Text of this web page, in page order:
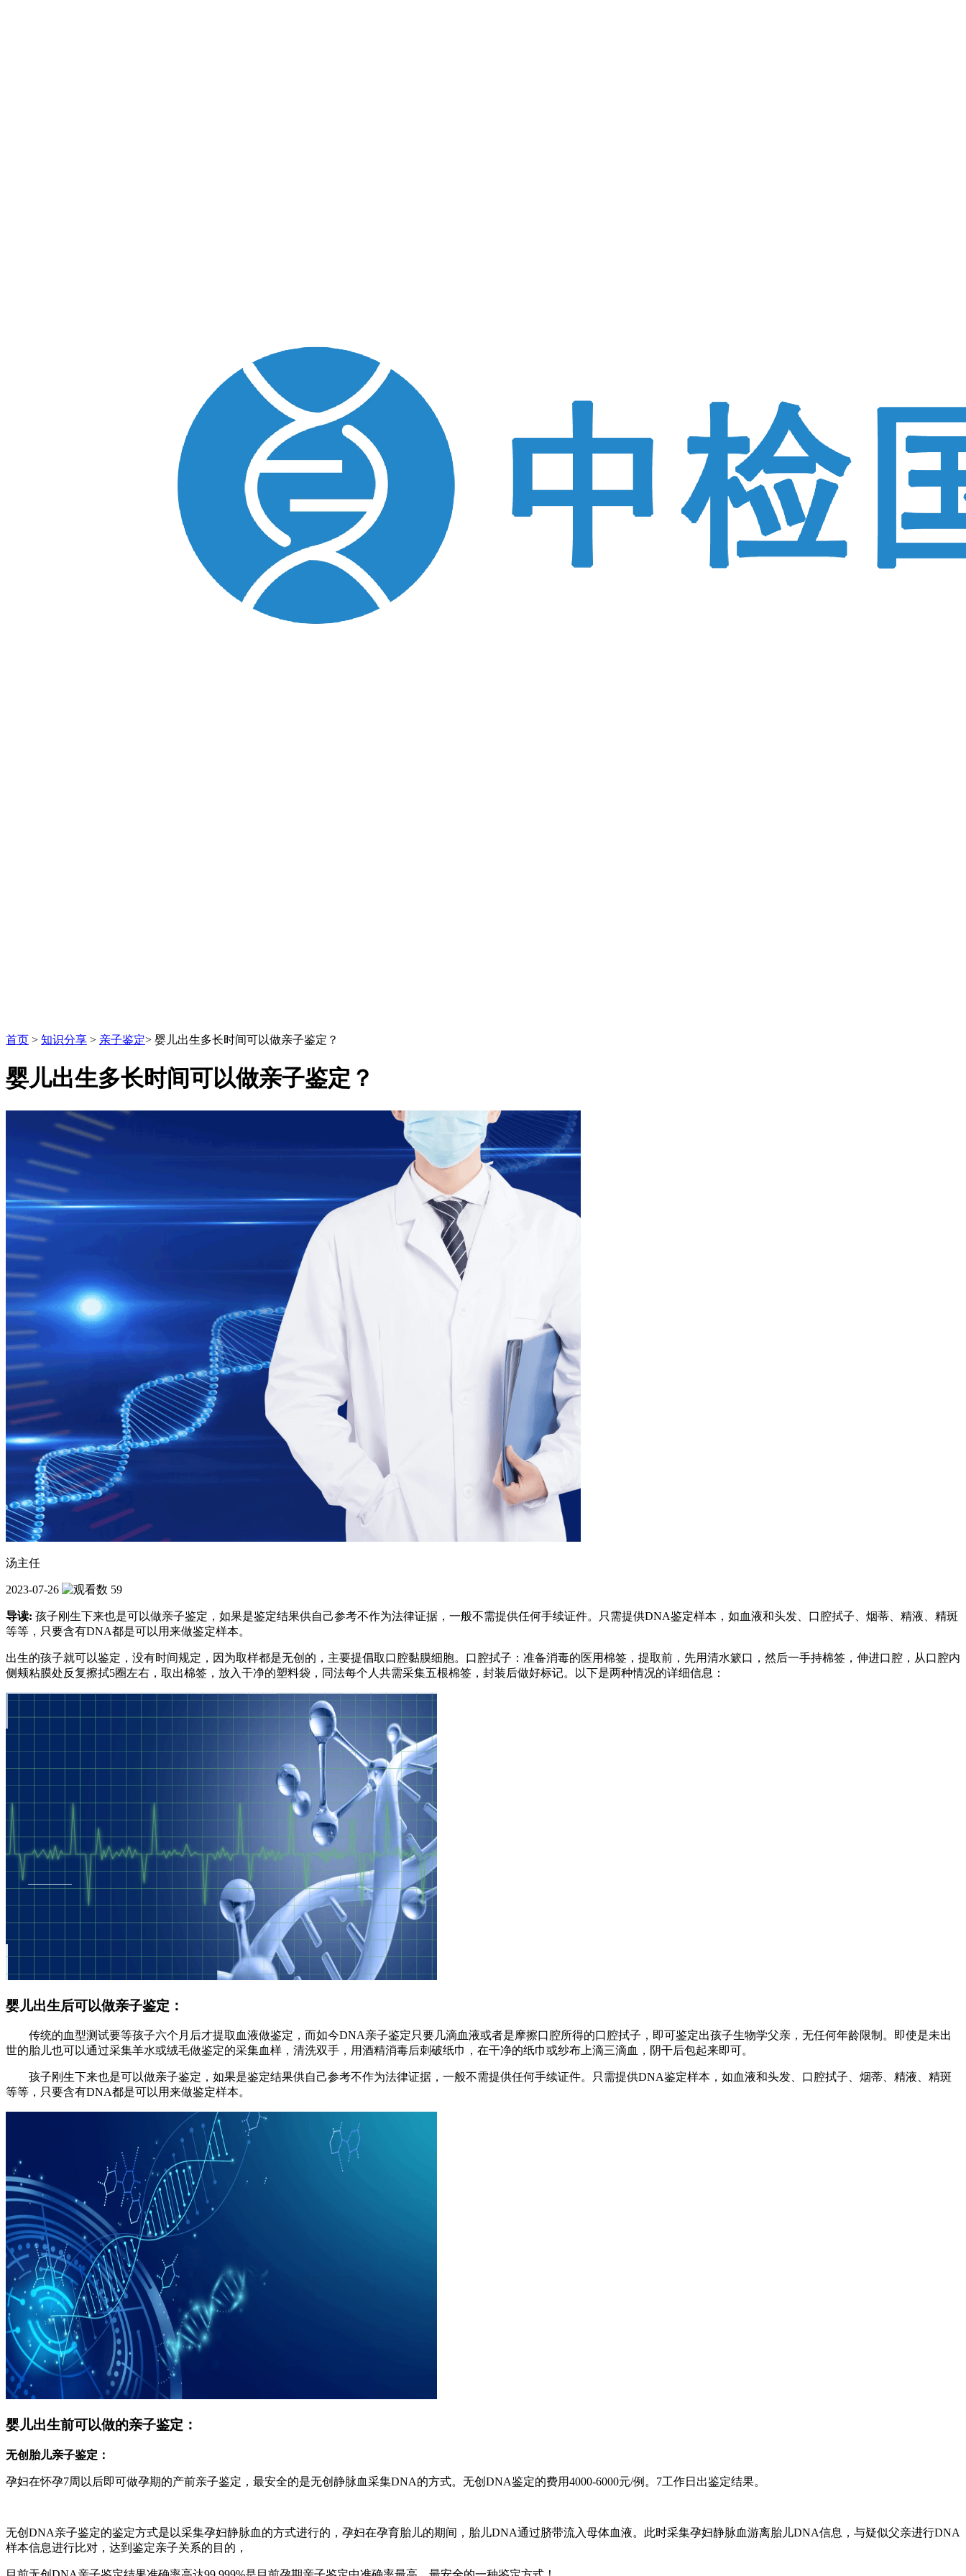
首页 > 知识分享 > 亲子鉴定> 婴儿出生多长时间可以做亲子鉴定？
婴儿出生多长时间可以做亲子鉴定？
汤主任
2023-07-26 59
导读: 孩子刚生下来也是可以做亲子鉴定，如果是鉴定结果供自己参考不作为法律证据，一般不需提供任何手续证件。只需提供DNA鉴定样本，如血液和头发、口腔拭子、烟蒂、精液、精斑
等等，只要含有DNA都是可以用来做鉴定样本。
出生的孩子就可以鉴定，没有时间规定，因为取样都是无创的，主要提倡取口腔黏膜细胞。口腔拭子：准备消毒的医用棉签，提取前，先用清水簌口，然后一手持棉签，伸进口腔，从口腔内
侧颊粘膜处反复擦拭5圈左右，取出棉签，放入干净的塑料袋，同法每个人共需采集五根棉签，封装后做好标记。以下是两种情况的详细信息：
婴儿出生后可以做亲子鉴定：
传统的血型测试要等孩子六个月后才提取血液做鉴定，而如今DNA亲子鉴定只要几滴血液或者是摩擦口腔所得的口腔拭子，即可鉴定出孩子生物学父亲，无任何年龄限制。即使是未出
世的胎儿也可以通过采集羊水或绒毛做鉴定的采集血样，清洗双手，用酒精消毒后刺破纸巾，在干净的纸巾或纱布上滴三滴血，阴干后包起来即可。
孩子刚生下来也是可以做亲子鉴定，如果是鉴定结果供自己参考不作为法律证据，一般不需提供任何手续证件。只需提供DNA鉴定样本，如血液和头发、口腔拭子、烟蒂、精液、精斑
等等，只要含有DNA都是可以用来做鉴定样本。
婴儿出生前可以做的亲子鉴定：
无创胎儿亲子鉴定：
孕妇在怀孕7周以后即可做孕期的产前亲子鉴定，最安全的是无创静脉血采集DNA的方式。无创DNA鉴定的费用4000-6000元/例。7工作日出鉴定结果。
无创DNA亲子鉴定的鉴定方式是以采集孕妇静脉血的方式进行的，孕妇在孕育胎儿的期间，胎儿DNA通过脐带流入母体血液。此时采集孕妇静脉血游离胎儿DNA信息，与疑似父亲进行DNA
样本信息进行比对，达到鉴定亲子关系的目的，